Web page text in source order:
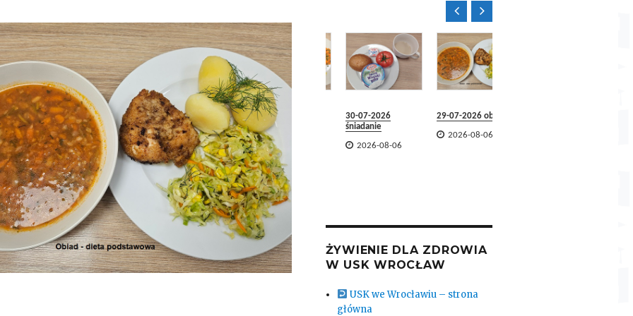

06
31-07-2026 obiad
 2026-08-06
31-07-2026
śniadanie
 2026-08-06
30-07-2026 obiad
 2026-08-06
30-07-2026
śniadanie
2026-08-06
29-07-2026 obiad
2026-08-06

ŻYWIENIE DLA ZDROWIA
W USK WROCŁAW
USK we Wrocławiu – strona
główna